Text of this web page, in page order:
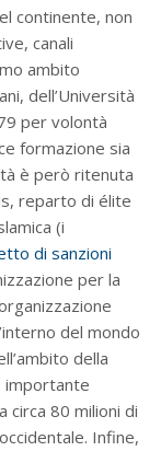
continente, non
canali
ambito
dell’Università
per volontà
formazione sia
è però ritenuta
reparto di élite
(i
di sanzioni
per la
del mondo
della
importante
circa 80 milioni di
Infine,